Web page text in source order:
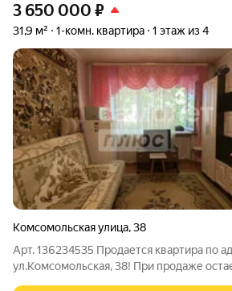
3 650 000 ₽
31,9 м² 1-комн. квартира 1 этаж из 4
Комсомольская улица,38
Арт. 136234535 Продается квартира по
ул.Комсомольская, 38! При продаже